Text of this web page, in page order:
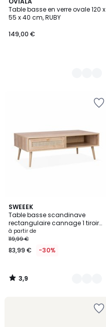
Table basse en verre ovale 120 x
55 x 40 cm, RUBY
149,00 €
2
Couleurs
SWEEEK
Table basse scandinave
rectangulaire cannage 1 tiroir
BOHÈME
à partir de
119,99 €
83,99 € -30%
3,9
/ 5
2
Couleurs
3,9
/